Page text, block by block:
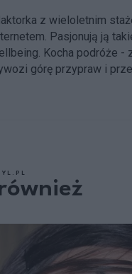
z wieloletnim
Pasjonują ją
Kocha podróże -
górę przypraw i